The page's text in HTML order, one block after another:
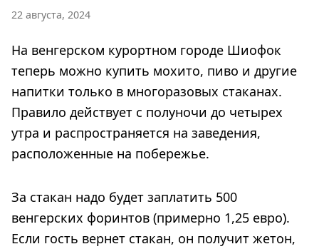
22 августа, 2024
На венгерском курортном городе Шиофок
теперь можно купить мохито, пиво и другие
напитки только в многоразовых стаканах.
Правило действует с полуночи до четырех
утра и распространяется на заведения,
расположенные на побережье.
За стакан надо будет заплатить 500
венгерских форинтов (примерно 1,25 евро).
Если гость вернет стакан, он получит жетон,